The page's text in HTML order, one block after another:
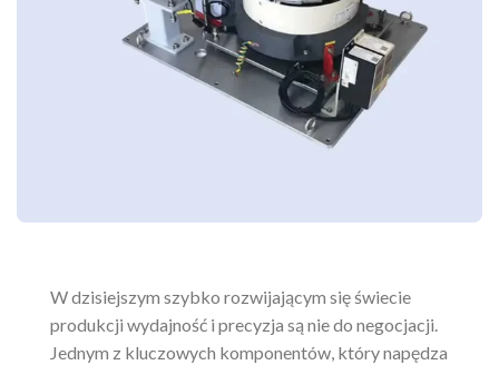
W dzisiejszym szybko rozwijającym się świecie
produkcji wydajność i precyzja są nie do negocjacji.
Jednym z kluczowych komponentów, który napędza